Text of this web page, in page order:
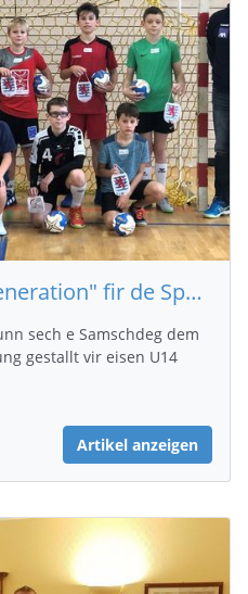
Detektioun "Next Generation" fir de Sportlycée lëschte Samschdeg
sech e Samschdeg dem
gestallt vir eisen U14
Artikel anzeigen